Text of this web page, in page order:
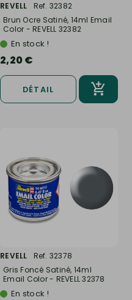
REVELL
Ref. 32382
Brun Ocre Satiné, 14ml Email
Color - REVELL 32382
En stock !
2,20 €
DÉTAIL
REVELL
Ref. 32378
Gris Foncé Satiné, 14ml
Email Color - REVELL 32378
En stock !